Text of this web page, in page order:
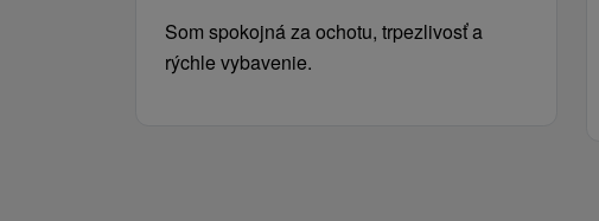
Som spokojná za ochotu, trpezlivosť a
rýchle vybavenie.